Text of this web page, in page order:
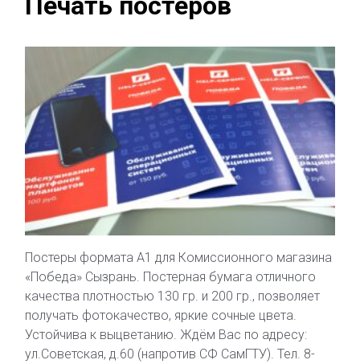
Постеры формата А1 для Комиссионного магазина
«Победа» Сызрань. Постерная бумага отличного
качества плотностью 130 гр. и 200 гр., позволяет
получать фотокачество, яркие сочные цвета.
Устойчива к выцветанию. Ждём Вас по адресу:
ул.Советская, д.60 (напротив СФ СамГТУ). Тел. 8-